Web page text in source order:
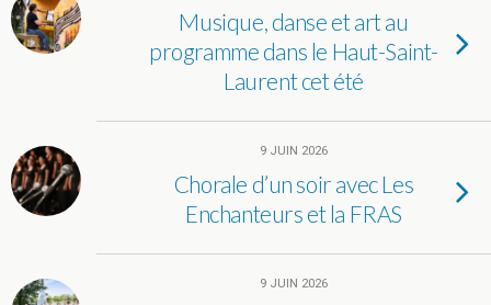
Musique, danse et art au
programme dans le Haut-Saint-
Laurent cet été
9 JUIN 2026
Chorale d’un soir avec Les
Enchanteurs et la FRAS
9 JUIN 2026